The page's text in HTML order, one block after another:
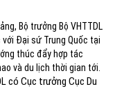
Bộ trưởng Bộ VHTTDL
Đại sứ Trung Quốc tại
thúc đẩy hợp tác
và du lịch thời gian tới.
có Cục trưởng Cục Du